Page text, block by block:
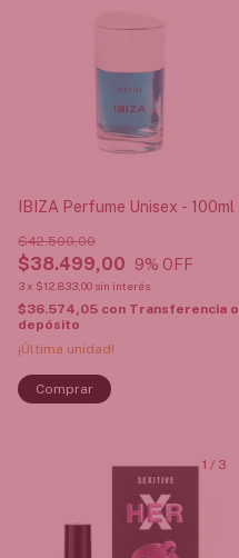
IBIZA Perfume Unisex - 100ml
$38.499,00
$42.500,00
9% OFF
3 x $12.833,00 sin interés
$36.574,05 con Transferencia o
depósito
¡Última unidad!
1 / 3